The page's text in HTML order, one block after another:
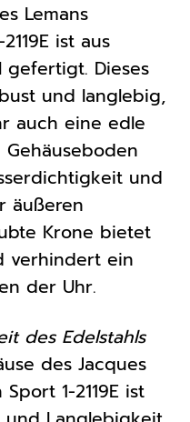
Lemans
ist aus
gefertigt. Dieses
und langlebig,
auch eine edle
und
äußeren
Krone bietet
verhindert ein
der Uhr.
des Edelstahls
des Jacques
1-2119E ist